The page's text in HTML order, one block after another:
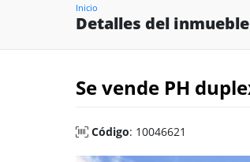
Inicio
Detalles del inmueble
Se vende PH
Código: 10046621